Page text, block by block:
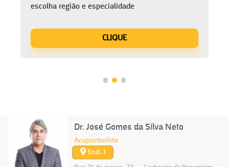
escolha região e especialidade
CLIQUE
Dr. José Gomes da Silva Neto
Acupunturista
End. 1